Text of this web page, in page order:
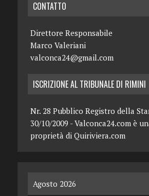
CONTATTO
Direttore Responsabile
Marco Valeriani
valconca24@gmail.com
ISCRIZIONE AL TRIBUNALE DI RIMINI
Nr. 28 Pubblico Registro della
30/10/2009 - Valconca24.com è
proprietà di Quiriviera.com
Agosto 2026